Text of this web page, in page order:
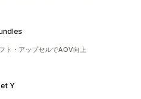
ト・アップセルでAOV向上
Y